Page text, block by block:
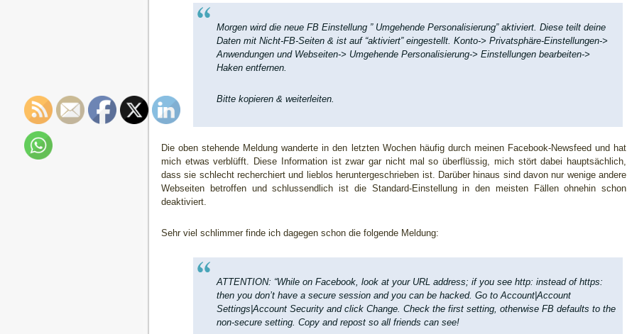
Morgen wird die neue FB Einstellung ” Umgehende Personalisierung” aktiviert. Diese teilt deine
Daten mit Nicht-FB-Seiten & ist auf “aktiviert” eingestellt. Konto-> Privatsphäre-Einstellungen->
Anwendungen und Webseiten-> Umgehende Personalisierung-> Einstellungen bearbeiten->
Haken entfernen.
Bitte kopieren & weiterleiten.
Die oben stehende Meldung wanderte in den letzten Wochen häufig durch meinen Facebook-Newsfeed und hat
mich etwas verblüfft. Diese Information ist zwar gar nicht mal so überflüssig, mich stört dabei hauptsächlich,
dass sie schlecht recherchiert und lieblos heruntergeschrieben ist. Darüber hinaus sind davon nur wenige andere
Webseiten betroffen und schlussendlich ist die Standard-Einstellung in den meisten Fällen ohnehin schon
deaktiviert.
Sehr viel schlimmer finde ich dagegen schon die folgende Meldung:
ATTENTION: “While on Facebook, look at your URL address; if you see http: instead of https:
then you don’t have a secure session and you can be hacked. Go to Account|Account
Settings|Account Security and click Change. Check the first setting, otherwise FB defaults to the
non-secure setting. Copy and repost so all friends can see!